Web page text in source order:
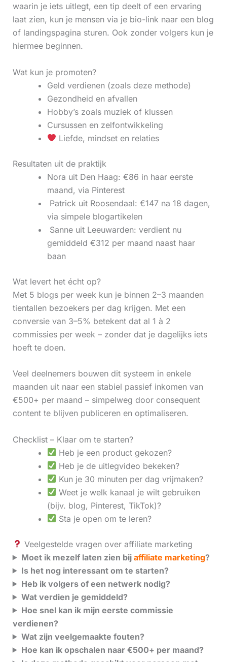
waarin je iets uitlegt, een tip deelt of een ervaring
laat zien, kun je mensen via je bio-link naar een blog
of landingspagina sturen. Ook zonder volgers kun je
hiermee beginnen.
Wat kun je promoten?
Geld verdienen (zoals deze methode)
Gezondheid en afvallen
Hobby’s zoals muziek of klussen
Cursussen en zelfontwikkeling
Liefde, mindset en relaties
Resultaten uit de praktijk
Nora uit Den Haag: €86 in haar eerste
maand, via Pinterest
‍ Patrick uit Roosendaal: €147 na 18 dagen,
via simpele blogartikelen
‍ Sanne uit Leeuwarden: verdient nu
gemiddeld €312 per maand naast haar
baan
Wat levert het écht op?
Met 5 blogs per week kun je binnen 2–3 maanden
tientallen bezoekers per dag krijgen. Met een
conversie van 3–5% betekent dat al 1 à 2
commissies per week – zonder dat je dagelijks iets
hoeft te doen.
Veel deelnemers bouwen dit systeem in enkele
maanden uit naar een stabiel passief inkomen van
€500+ per maand – simpelweg door consequent
content te blijven publiceren en optimaliseren.
Checklist – Klaar om te starten?
Heb je een product gekozen?
Heb je de uitlegvideo bekeken?
Kun je 30 minuten per dag vrijmaken?
Weet je welk kanaal je wilt gebruiken
(bijv. blog, Pinterest, TikTok)?
Sta je open om te leren?
Veelgestelde vragen over affiliate marketing
Moet ik mezelf laten zien bij affiliate marketing?
Is het nog interessant om te starten?
Heb ik volgers of een netwerk nodig?
Wat verdien je gemiddeld?
Hoe snel kan ik mijn eerste commissie
verdienen?
Wat zijn veelgemaakte fouten?
Hoe kan ik opschalen naar €500+ per maand?